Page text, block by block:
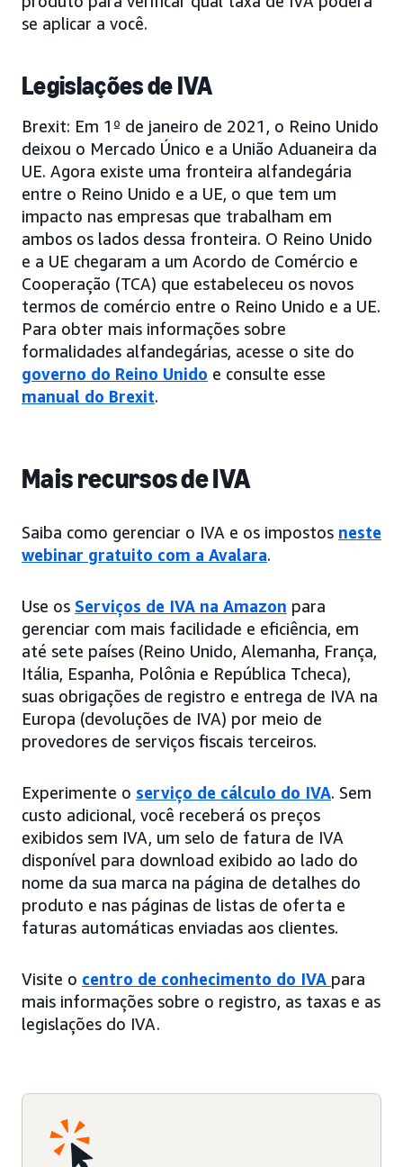
se aplicar a você.
Legislações de IVA
Brexit: Em 1º de janeiro de 2021, o Reino Unido
deixou o Mercado Único e a União Aduaneira da
UE. Agora existe uma fronteira alfandegária
entre o Reino Unido e a UE, o que tem um
impacto nas empresas que trabalham em
ambos os lados dessa fronteira. O Reino Unido
e a UE chegaram a um Acordo de Comércio e
Cooperação (TCA) que estabeleceu os novos
termos de comércio entre o Reino Unido e a UE.
Para obter mais informações sobre
formalidades alfandegárias, acesse o site do
governo do Reino Unido e consulte esse
manual do Brexit.
Mais recursos de IVA
Saiba como gerenciar o IVA e os impostos neste
webinar gratuito com a Avalara.
Use os Serviços de IVA na Amazon para
gerenciar com mais facilidade e eficiência, em
até sete países (Reino Unido, Alemanha, França,
Itália, Espanha, Polônia e República Tcheca),
suas obrigações de registro e entrega de IVA na
Europa (devoluções de IVA) por meio de
provedores de serviços fiscais terceiros.
Experimente o serviço de cálculo do IVA. Sem
custo adicional, você receberá os preços
exibidos sem IVA, um selo de fatura de IVA
disponível para download exibido ao lado do
nome da sua marca na página de detalhes do
produto e nas páginas de listas de oferta e
faturas automáticas enviadas aos clientes.
Visite o centro de conhecimento do IVA para
mais informações sobre o registro, as taxas e as
legislações do IVA.